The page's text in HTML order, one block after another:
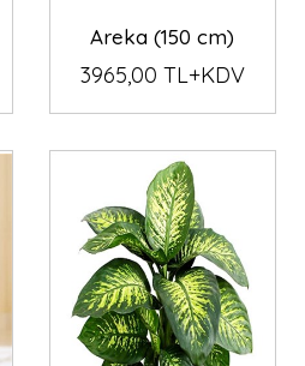
Areka (150 cm)
3965,00 TL+KDV